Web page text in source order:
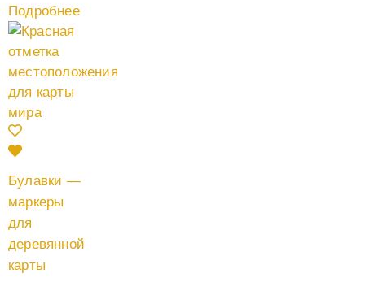
Подробнее
Булавки —
маркеры
для
деревянной
карты